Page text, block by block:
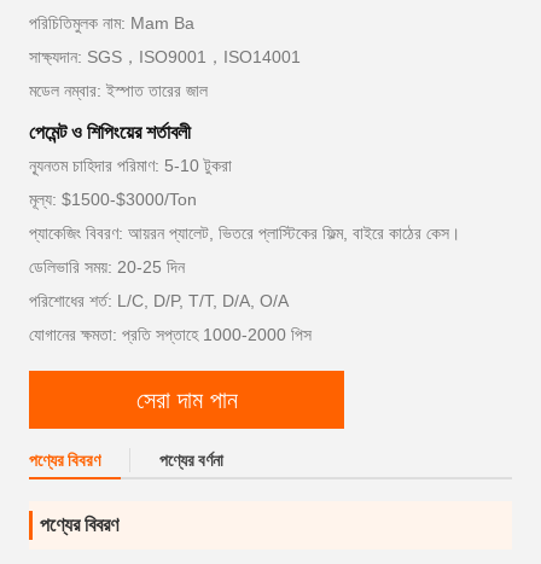
পরিচিতিমুলক নাম: Mam Ba
সাক্ষ্যদান: SGS，ISO9001，ISO14001
মডেল নম্বার: ইস্পাত তারের জাল
পেমেন্ট ও শিপিংয়ের শর্তাবলী
ন্যূনতম চাহিদার পরিমাণ: 5-10 টুকরা
মূল্য: $1500-$3000/Ton
প্যাকেজিং বিবরণ: আয়রন প্যালেট, ভিতরে প্লাস্টিকের ফিল্ম, বাইরে কাঠের কেস।
ডেলিভারি সময়: 20-25 দিন
পরিশোধের শর্ত: L/C, D/P, T/T, D/A, O/A
যোগানের ক্ষমতা: প্রতি সপ্তাহে 1000-2000 পিস
সেরা দাম পান
পণ্যের বিবরণ পণ্যের বর্ণনা
পণ্যের বিবরণ